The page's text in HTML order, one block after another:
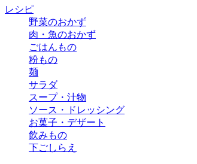
レシピ
野菜のおかず
肉・魚のおかず
ごはんもの
粉もの
麺
サラダ
スープ・汁物
ソース・ドレッシング
お菓子・デザート
飲みもの
下ごしらえ